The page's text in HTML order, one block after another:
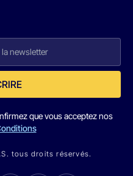
que vous acceptez nos
tous droits réservés.